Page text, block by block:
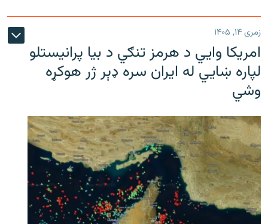
زمری ۱۴, ۱۴۰۵
امریکا وايي د هرمز تنګي د بیا پرانیستلو
لپاره ښایي له ایران سره ډېر ژر هوکړه
وشي